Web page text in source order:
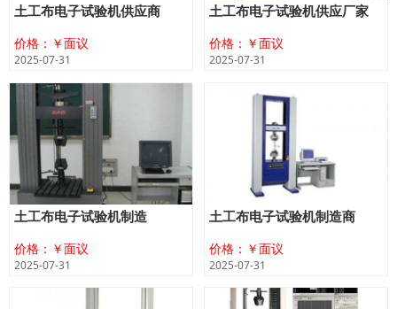
土工布电子试验机供应商
价格：￥面议
2025-07-31
土工布电子试验机供应厂家
价格：￥面议
2025-07-31
土工布电子试验机制造
价格：￥面议
2025-07-31
土工布电子试验机制造商
价格：￥面议
2025-07-31